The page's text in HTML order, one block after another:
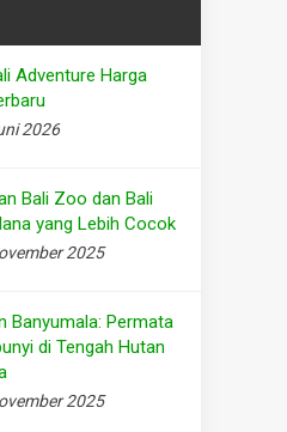
Adventure Harga
2026
Bali Zoo dan Bali
yang Lebih Cocok
2025
Banyumala: Permata
di Tengah Hutan
2025